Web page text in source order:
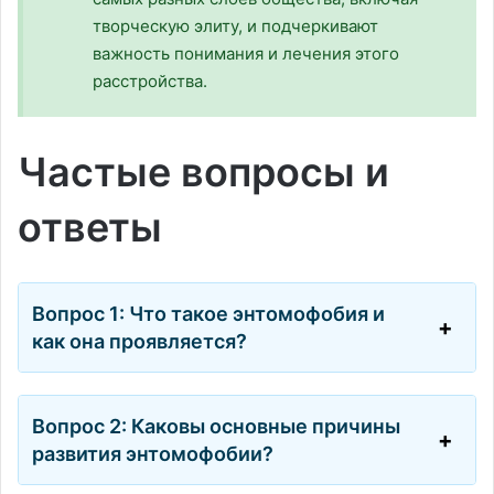
творческую элиту, и подчеркивают
важность понимания и лечения этого
расстройства.
Частые вопросы и
ответы
Вопрос 1: Что такое энтомофобия и
как она проявляется?
Вопрос 2: Каковы основные причины
развития энтомофобии?